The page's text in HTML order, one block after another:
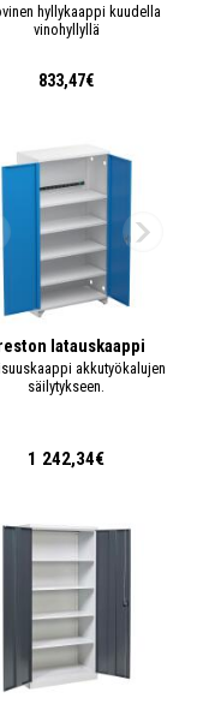
hyllykaappi kuudella
vinohyllyllä
833,47€
latauskaappi
akkutyökalujen
säilytykseen.
1 242,34€